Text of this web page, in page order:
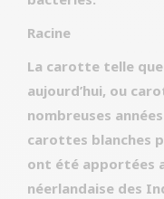
Racine
La carotte telle
aujourd’hui, ou
nombreuses
carottes blanches
ont été apportées
néerlandaise des